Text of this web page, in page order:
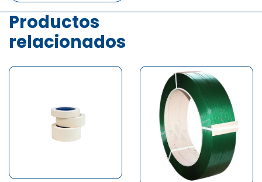
Productos
relacionados